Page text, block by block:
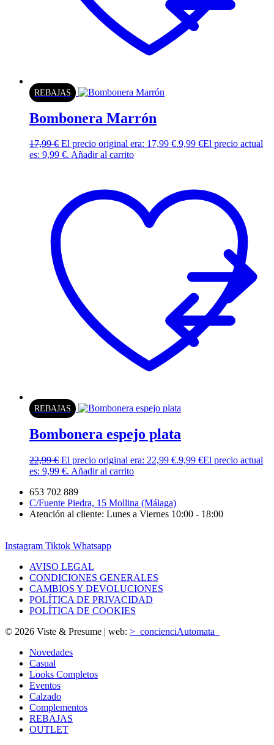
REBAJAS
Bombonera Marrón
17,99€ El precio original era: 17,99 €.9,99 €El precio actual
es: 9,99 €. Añadir al carrito
REBAJAS
Bombonera espejo plata
22,99€ El precio original era: 22,99 €.9,99 €El precio actual
es: 9,99 €. Añadir al carrito
653 702 889
C/Fuente Piedra, 15 Mollina (Málaga)
Atención al cliente: Lunes a Viernes 10:00 - 18:00
Instagram Tiktok Whatsapp
AVISO LEGAL
CONDICIONES GENERALES
CAMBIOS Y DEVOLUCIONES
POLÍTICA DE PRIVACIDAD
POLÍTICA DE COOKIES
© 2026 Viste & Presume | web: >_concienciAutomata_
Novedades
Casual
Looks Completos
Eventos
Calzado
Complementos
REBAJAS
OUTLET